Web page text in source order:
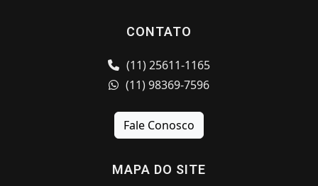
CONTATO
(11) 25611-1165
(11) 98369-7596
Fale Conosco
MAPA DO SITE